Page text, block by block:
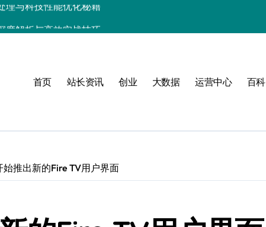
站长技术进阶必备
赋能实战精要
科技实战精要解析
长必备技术升级指南
首页 站长资讯 创业 大数据 运营中心 百科
始推出新的Fire TV用户界面